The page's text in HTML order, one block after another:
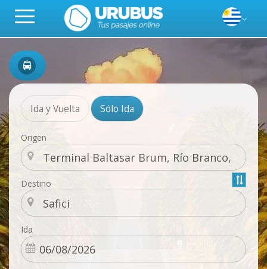
Ida y Vuelta Sólo Ida
Origen
Destino
Ida